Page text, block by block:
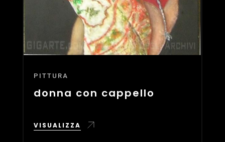
PITTURA
donna con cappello
VISUALIZZA